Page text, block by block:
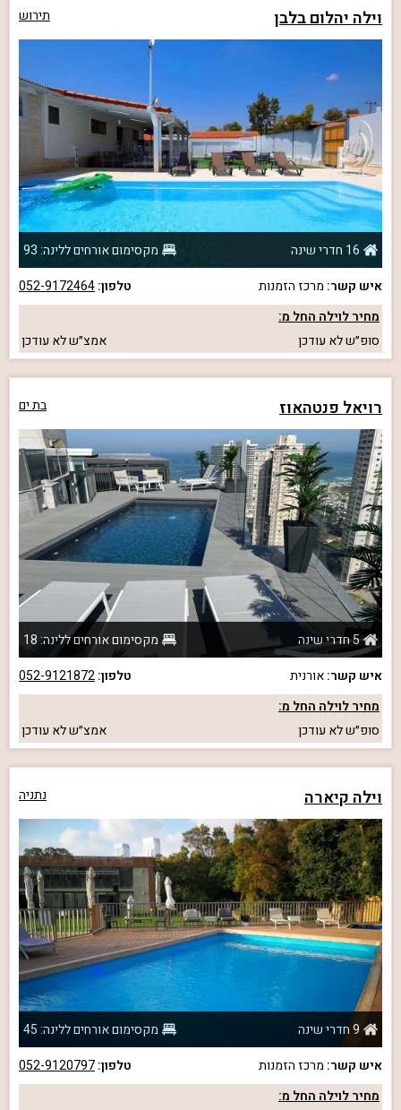
וילה יהלום בלבן תירוש
16 חדרי שינה
מקסימום אורחים ללינה: 93
איש קשר: מרכז הזמנות טלפון:052-9172464
מחיר לוילה החל מ:
סופ״שלא עודכן אמצ״שלא עודכן
רויאל פנטהאוז בת ים
5 חדרי שינה
מקסימום אורחים ללינה: 18
איש קשר:אורנית טלפון:052-9121872
מחיר לוילה החל מ:
סופ״שלא עודכן אמצ״שלא עודכן
וילה קיארה נתניה
9 חדרי שינה
מקסימום אורחים ללינה: 45
איש קשר: מרכז הזמנות טלפון:052-9120797
מחיר לוילה החל מ: